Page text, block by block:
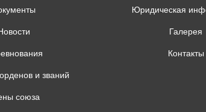
и званий
союза
Юридическая
Галерея
Контакты